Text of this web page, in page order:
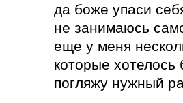
да боже упаси
не занимаюсь
еще у меня
которые хотелось
погляжу нужный